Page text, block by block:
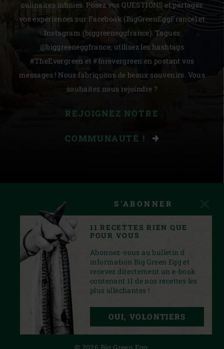
culinaires infinies. Posez vos QUESTIONS et partagez
vos expériences sur Facebook (BigGreenEggFrance) et
Instagram (biggreeneggfrance). Taguez
@biggreeneggfrance, utilisez les hashtags
#TheEvergreen et #forevergreen en postant vos
messages ! Nous fabriquons de beaux souvenirs. Vous
souhaitez nous rejoindre ?
REJOIGNEZ NOTRE
COMMUNAUTÉ !
PRIVACY STATEMENT
S'ABONNER
11 RECETTES RIEN QUE
POUR VOUS
Abonnez-vous au bulletin d
information Big Green Egg et
recevez directement un e-book
contenant 11 de nos recettes les
plus alléchantes !
OUI, VOLONTIERS